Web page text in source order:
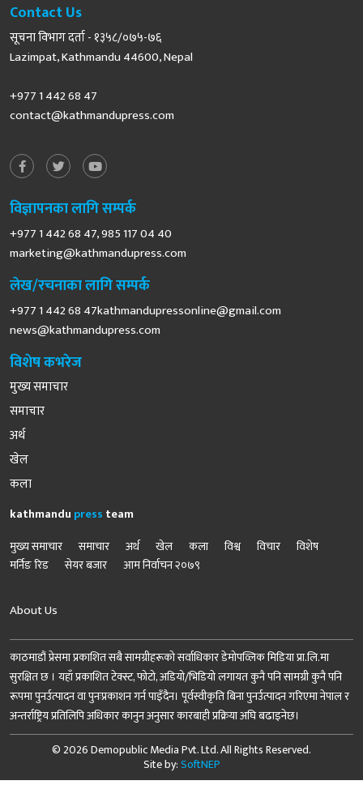
Contact Us
सूचना विभाग दर्ता - १३५८/०७५-७६
Lazimpat, Kathmandu 44600, Nepal
+977 1 442 68 47
contact@kathmandupress.com
विज्ञापनका लागि सम्पर्क
+977 1 442 68 47, 985 117 04 40
marketing@kathmandupress.com
लेख/रचनाका लागि सम्पर्क
+977 1 442 68 47kathmandupressonline@gmail.com
news@kathmandupress.com
विशेष कभरेज
मुख्य समाचार
समाचार
अर्थ
खेल
कला
kathmandu press team
मुख्य समाचार
समाचार अर्थ खेल कला विश्व विचार
विशेष
मर्निङ रिड
सेयर बजार आम निर्वाचन २०७९
About Us
काठमाडौं प्रेसमा प्रकाशित सबै सामग्रीहरूको सर्वाधिकार डेमोपव्लिक मिडिया प्रा.लि.मा
सुरक्षित छ । यहाँ प्रकाशित टेक्स्ट, फोटो, अडियो/भिडियो लगायत कुनै पनि सामग्री कुनै पनि
रूपमा पुनर्उत्पादन वा पुनःप्रकाशन गर्न पाइँदैन। पूर्वस्वीकृति बिना पुनर्उत्पादन गरिएमा नेपाल र
अन्तर्राष्ट्रिय प्रतिलिपि अधिकार कानुन अनुसार कारबाही प्रक्रिया अघि बढाइनेछ।
© 2026 Demopublic Media Pvt. Ltd. All Rights Reserved.
Site by:SoftNEP